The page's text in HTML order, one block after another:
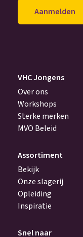
achter
VHC Jongens
Over ons
Workshops
Sterke merken
MVO Beleid
Assortiment
Bekijk
Onze slagerij
Opleiding
Inspiratie
Snel naar